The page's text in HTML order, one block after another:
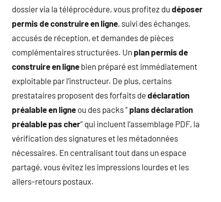
dossier via la téléprocédure, vous profitez du déposer
permis de construire en ligne, suivi des échanges,
accusés de réception, et demandes de pièces
complémentaires structurées. Un plan permis de
construire en ligne bien préparé est immédiatement
exploitable par l’instructeur. De plus, certains
prestataires proposent des forfaits de déclaration
préalable en ligne ou des packs “ plans déclaration
préalable pas cher” qui incluent l’assemblage PDF, la
vérification des signatures et les métadonnées
nécessaires. En centralisant tout dans un espace
partagé, vous évitez les impressions lourdes et les
allers-retours postaux.